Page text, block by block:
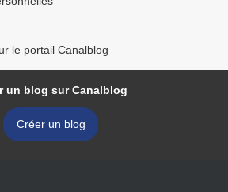
le portail Canalblog
un blog sur Canalblog
Créer un blog